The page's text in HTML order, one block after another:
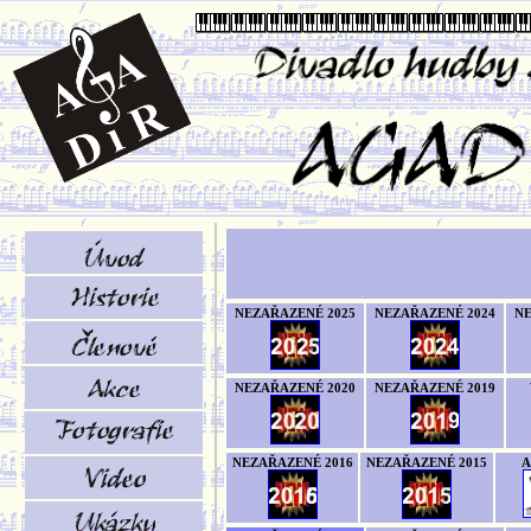
NEZAŘAZENÉ 2025 NEZAŘAZENÉ 2024
NEZAŘAZENÉ 2020 NEZAŘAZENÉ 2019
NEZAŘAZENÉ 2016 NEZAŘAZENÉ 2015